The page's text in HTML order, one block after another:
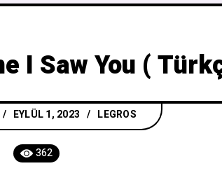
I Saw You (
EYLÜL 1, 2023 LEGROS
362